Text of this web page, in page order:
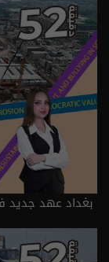
بغداد عهد جديد في